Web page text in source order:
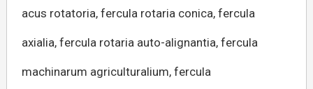
acus rotatoria, fercula rotaria conica, fercula
axialia, fercula rotaria auto-alignantia, fercula
machinarum agriculturalium, fercula